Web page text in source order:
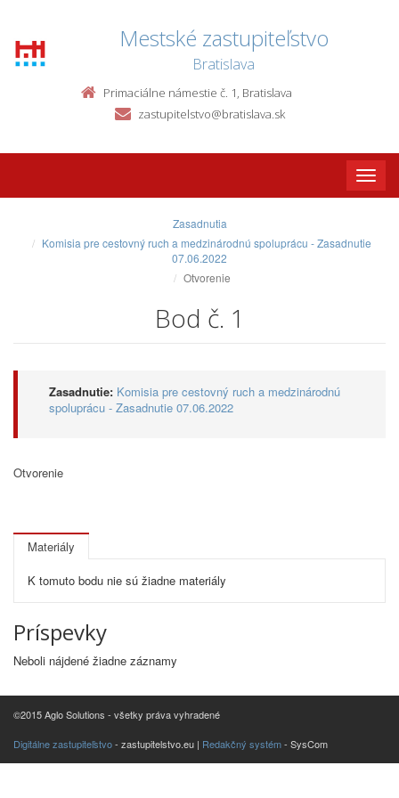
Mestské zastupiteľstvo
Bratislava
Primaciálne námestie č. 1, Bratislava
zastupitelstvo@bratislava.sk
Toggle
Zasadnutia
Komisia pre cestovný ruch a medzinárodnú spoluprácu - Zasadnutie
07.06.2022
Otvorenie
Bod č. 1
Zasadnutie: Komisia pre cestovný ruch a medzinárodnú
spoluprácu - Zasadnutie 07.06.2022
Otvorenie
Materiály
K tomuto bodu nie sú žiadne materiály
Príspevky
Neboli nájdené žiadne záznamy
©2015 Aglo Solutions - všetky práva vyhradené
Digitálne zastupiteľstvo- zastupitelstvo.eu | Redakčný systém- SysCom